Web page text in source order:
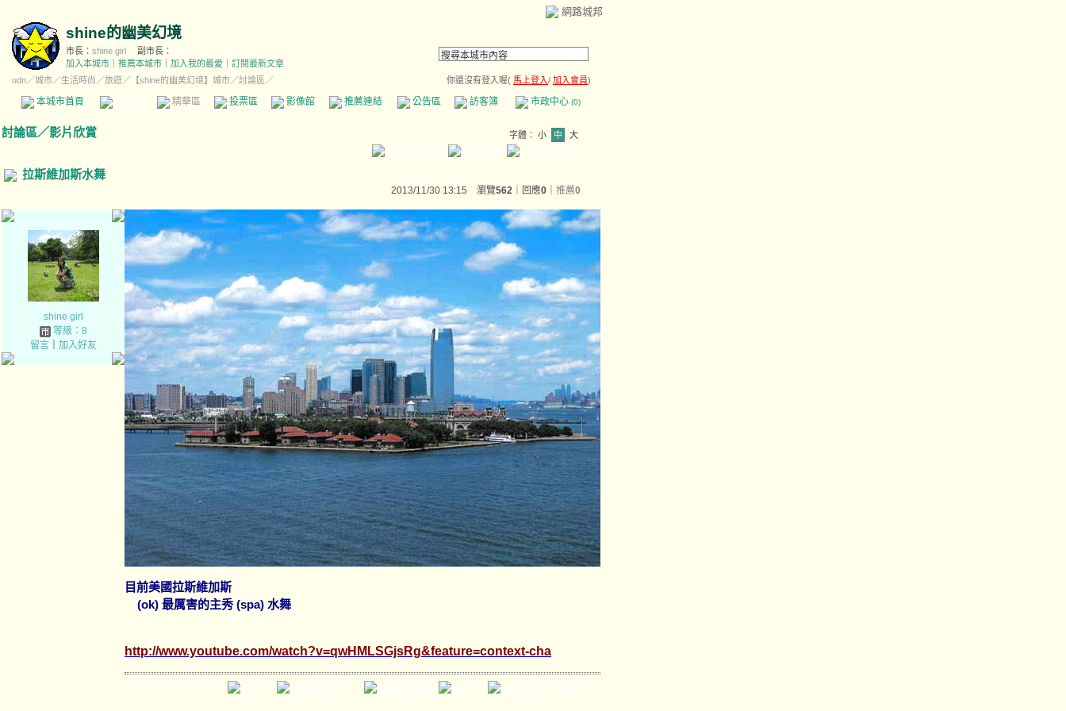
網路城邦
shine的幽美幻境
市長： shine girl
副市長：
加入本城市
推薦本城市 加入我的最愛
訂閱最新文章
udn／城市／生活時尚 ／旅遊／ 【shine的幽美幻境】城市／討論區／ 你還沒有登入喔( 馬上登入/ 加入會員)
本城市首頁 精華區 投票區 影像館 推薦連結 公告區 訪客簿 市政中心 (0)
討論區／影片欣賞 字體： 小 中 大
拉斯維加斯水舞
2013/11/30 13:15 瀏覽562 ｜回應0 推薦0
shine girl
等級：8
留言｜ 加入好友
目前美國拉斯維加斯
(ok) 最厲害的主秀 (spa) 水舞
http://www.youtube.com/watch?v=qwHMLSGjsRg&feature=context-cha